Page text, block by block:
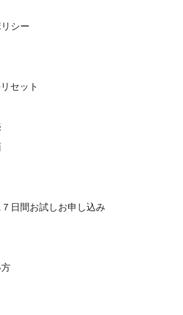
シー
セット
日間お試しお申し込み